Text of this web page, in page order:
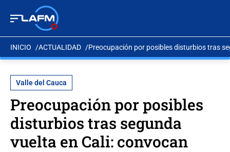
INICIO ACTUALIDAD Preocupación por posibles disturbios tras
Valle del Cauca
Preocupación por posibles
disturbios tras segunda
vuelta en Cali: convocan